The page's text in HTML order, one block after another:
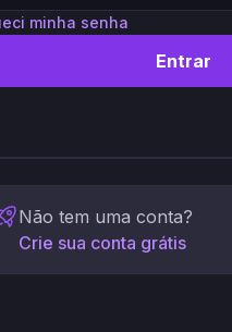
minha senha
Entrar
Não tem uma conta?
Crie sua conta grátis